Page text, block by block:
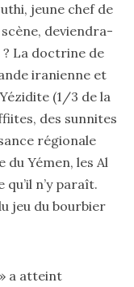
jeune chef de
deviendra-
La doctrine de
iranienne et
(1/3 de la
des sunnites
régionale
du Yémen, les Al
n’y paraît.
jeu du bourbier
a atteint